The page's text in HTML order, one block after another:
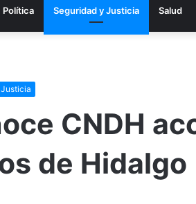
Política Seguridad y Justicia Salud
CNDH
de Hidalgo